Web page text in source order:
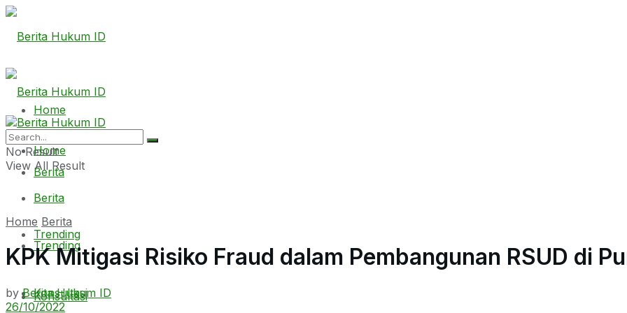
Home
Berita
Trending
Konsultasi
Home
Berita
Trending
Konsultasi
No Result
View All Result
Home Berita
KPK Mitigasi Risiko Fraud dalam Pembangunan RSUD di
by Berita Hukum ID
26/10/2022